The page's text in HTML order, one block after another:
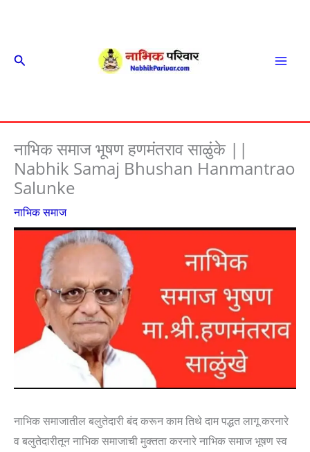
Search
नाभिक समाज भूषण हणमंतराव साळुंके ||
Nabhik Samaj Bhushan Hanmantrao
Salunke
नाभिक समाज
नाभिक समाजातील बलुतेदारी बंद करून काम तिथे दाम पद्धत लागू करनारे
व बलुतेदारीतून नाभिक समाजाची मुक्तता करनारे नाभिक समाज भूषण स्व